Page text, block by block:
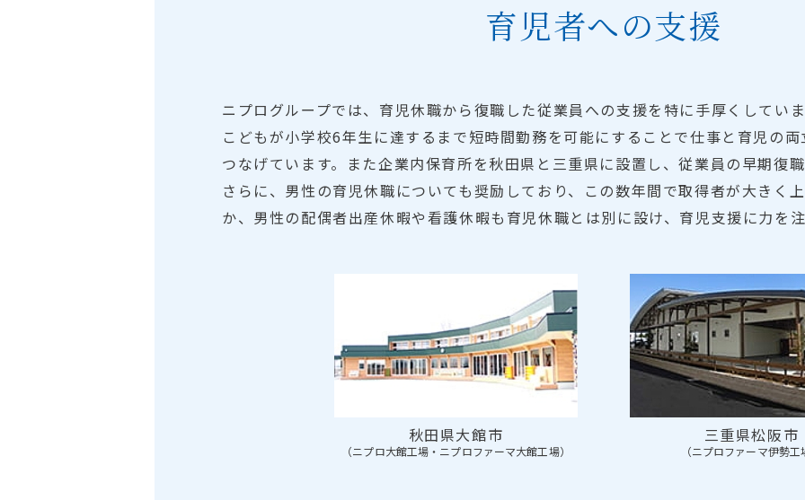
育児者への支援
ニプログループでは、育児休職から復職した従業員への支援を特に手厚くしてい
こどもが小学校6年生に達するまで短時間勤務を可能にすることで仕事と育児の
つなげています。また企業内保育所を秋田県と三重県に設置し、従業員の早期復
さらに、男性の育児休職についても奨励しており、この数年間で取得者が大きく
か、男性の配偶者出産休暇や看護休暇も育児休職とは別に設け、育児支援に力を
秋田県大館市
（ニプロ大館工場・ニプロファーマ大館工場）
三重県松阪市
（ニプロファーマ伊勢工